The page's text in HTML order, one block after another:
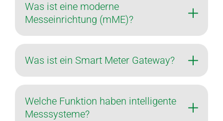
Was ist eine moderne
Messeinrichtung (mME)?
Was ist ein Smart Meter Gateway?
Welche Funktion haben intelligente
Messsysteme?